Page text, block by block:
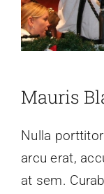
Mauris
Nulla
arcu erat,
at sem.